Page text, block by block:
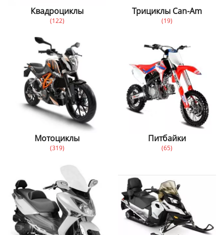
Квадроциклы
(122)
Трициклы Can-Am
(19)
Мотоциклы
(319)
Питбайки
(65)